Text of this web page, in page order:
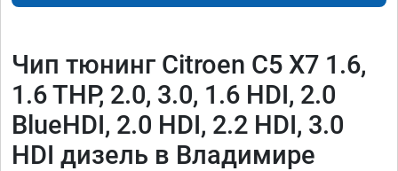
Чип тюнинг Citroen C5 X7 1.6,
1.6 THP, 2.0, 3.0, 1.6 HDI, 2.0
BlueHDI, 2.0 HDI, 2.2 HDI, 3.0
HDI дизель в Владимире